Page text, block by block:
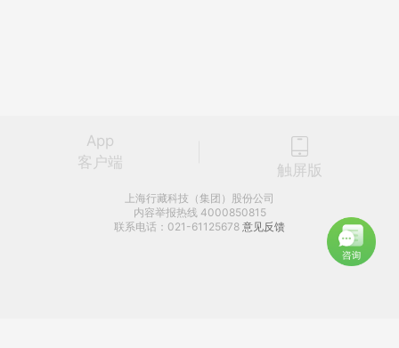
App
客户端
触屏版
上海行藏科技（集团）股份公司
内容举报热线 4000850815
联系电话：021-61125678 意见反馈